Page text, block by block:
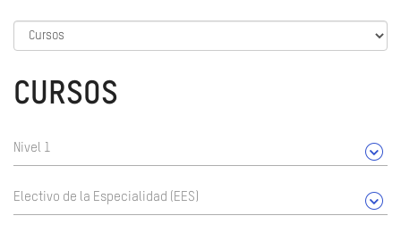
CURSOS
Nivel 1
Electivo de la Especialidad (EES)